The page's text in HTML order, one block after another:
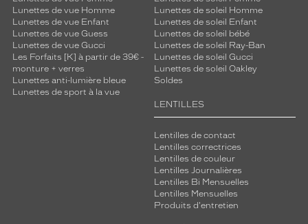
Lunettes de vue Homme
Lunettes de vue Enfant
Lunettes de vue Guess
Lunettes de vue Gucci
Les Forfaits [K] à partir de 39€ -
monture + verres
Lunettes anti-lumière bleue
Lunettes de sport à la vue
Lunettes de soleil Homme
Lunettes de soleil Enfant
Lunettes de soleil bébé
Lunettes de soleil Ray-Ban
Lunettes de soleil Gucci
Lunettes de soleil Oakley
Soldes
LENTILLES
Lentilles de contact
Lentilles correctrices
Lentilles de couleur
Lentilles Journalières
Lentilles Bi Mensuelles
Lentilles Mensuelles
Produits d'entretien